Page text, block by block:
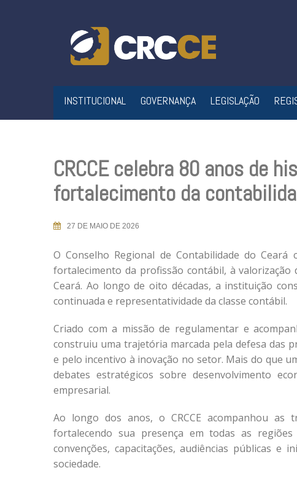
INSTITUCIONAL GOVERNANÇA LEGISLAÇÃO
CRCCE celebra 80 anos de
fortalecimento da
27 DE MAIO DE 2026
O Conselho Regional de Contabilidade do
fortalecimento da profissão contábil, à
Ceará. Ao longo de oito décadas, a instituição
continuada e representatividade da classe contábil.
Criado com a missão de regulamentar e
construiu uma trajetória marcada pela defesa das
e pelo incentivo à inovação no setor. Mais do que
debates estratégicos sobre desenvolvimento
empresarial.
Ao longo dos anos, o CRCCE acompanhou as
fortalecendo sua presença em todas as
convenções, capacitações, audiências públicas e
sociedade.